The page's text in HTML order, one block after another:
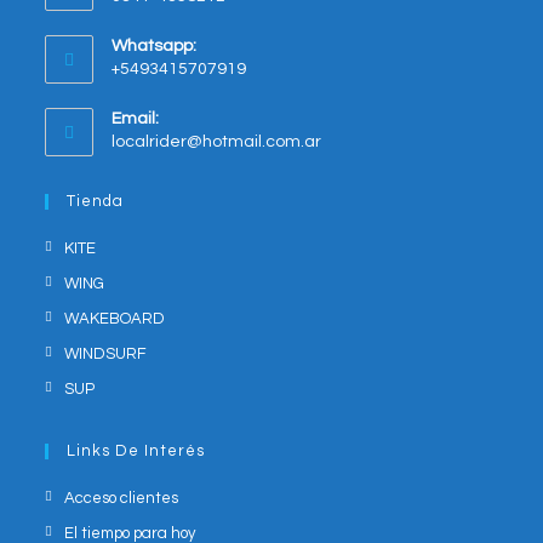
new
tab
Whatsapp:
+5493415707919
in
Email:
localrider@hotmail.com.arOpens
Tienda
KITE
WING
WAKEBOARD
WINDSURF
SUP
Links De Interés
Acceso clientes
El tiempo para hoy